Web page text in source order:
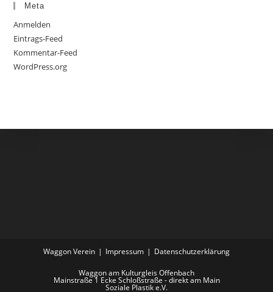
Meta
Anmelden
Eintrags-Feed
Kommentar-Feed
WordPress.org
Waggon Verein Impressum Datenschutzerklärung
Waggon am Kulturgleis Offenbach
Mainstraße 1 Ecke Schloßstraße - direkt am Main
Soziale Plastik e.V.